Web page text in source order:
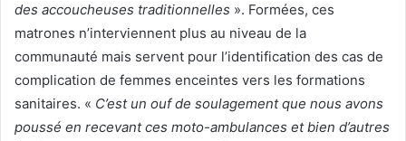
des accoucheuses traditionnelles ». Formées, ces
matrones n’interviennent plus au niveau de la
communauté mais servent pour l’identification des cas de
complication de femmes enceintes vers les formations
sanitaires. « C’est un ouf de soulagement que nous avons
poussé en recevant ces moto-ambulances et bien d’autres